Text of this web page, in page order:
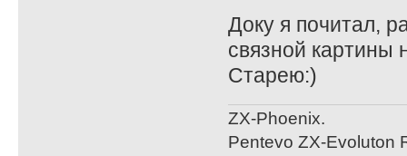
Доку я почитал,
связной картины
Старею:)
ZX-Phoenix.
Pentevo ZX-Evoluton